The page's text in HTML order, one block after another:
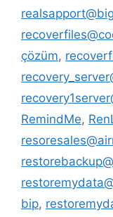
çözüm,
RemindMe,
bip,